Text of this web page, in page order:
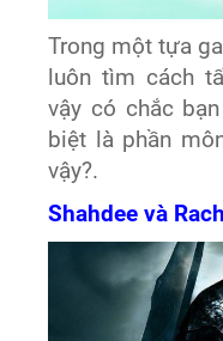
Trong một tựa
luôn tìm cách
vậy có chắc
biệt là phần
vậy?.
Shahdee và